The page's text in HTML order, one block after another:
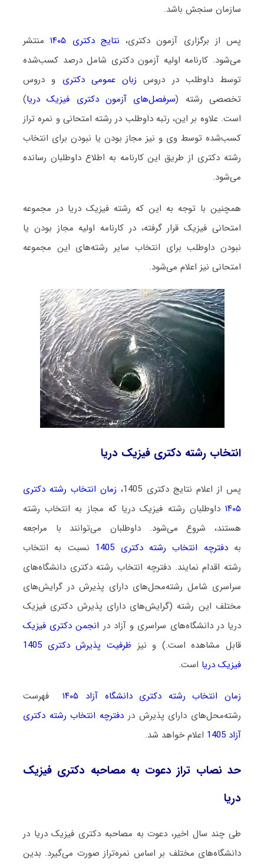
سازمان سنجش باشد.
پس از برگزاری آزمون دکتری، نتایج دکتری ۱۴۰۵
منتشر
می‌شود. کارنامه اولیه آزمون دکتری شامل درصد کسب‌شده
توسط داوطلب در دروس زبان عمومی دکتری و دروس
تخصصی رشته (سرفصل‌های آزمون دکتری فیزیک دریا)
است. علاوه بر این، رتبه داوطلب در رشته امتحانی و نمره تراز
کسب‌شده توسط وی و نیز مجاز بودن یا نبودن برای انتخاب
رشته دکتری از طریق این کارنامه به اطلاع داوطلبان رسانده
می‌شود.
همچنین با توجه به این که رشته فیزیک دریا در مجموعه
امتحانی فیزیک قرار گرفته، در کارنامه اولیه مجاز بودن یا
نبودن داوطلب برای انتخاب سایر رشته‌های این مجموعه
امتحانی نیز اعلام می‌شود.
انتخاب رشته دکتری فیزیک دریا
پس از اعلام نتایج دکتری 1405،
زمان انتخاب رشته دکتری
۱۴۰۵داوطلبان رشته فیزیک دریا که مجاز به انتخاب رشته
هستند، شروع می‌شود. داوطلبان می‌توانند با مراجعه
بهدفترچه انتخاب رشته دکتری 1405
نسبت به انتخاب
رشته اقدام نمایند. دفترچه انتخاب رشته دکتری دانشگاه‌های
سراسری شامل رشته‌محل‌های دارای پذیرش در گرایش‌های
مختلف این رشته (گرایش‌های دارای پذیرش دکتری فیزیک
دریا در دانشگاه‌های سراسری و آزاد در انجمن دکتری فیزیک
قابل مشاهده است.) و نیز
ظرفیت پذیرش دکتری 1405
فیزیک دریا است.
زمان انتخاب رشته دکتری دانشگاه آزاد ۱۴۰۵
فهرست
رشته‌محل‌های دارای پذیرش در دفترچه انتخاب رشته دکتری
آزاد 1405
اعلام خواهد شد.
حد نصاب تراز دعوت به مصاحبه دکتری فیزیک
دریا
طی چند سال اخیر، دعوت به مصاحبه دکتری فیزیک دریا در
دانشگاه‌های مختلف بر اساس نمره‌تراز صورت می‌گیرد. بدین